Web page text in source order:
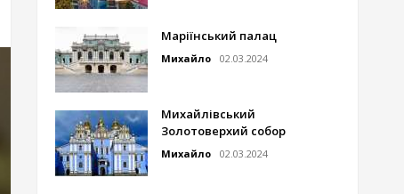
Маріїнський палац
Михайло 02.03.2024
Михайлівський
Золотоверхий собор
Михайло 02.03.2024